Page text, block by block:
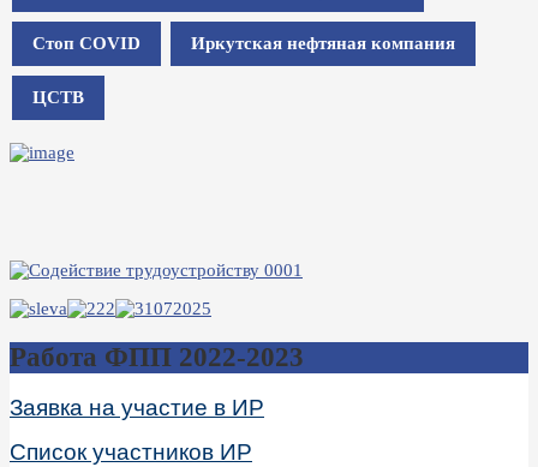
Стоп COVID Иркутская нефтяная компания
ЦСТВ
Работа ФПП 2022-2023
Заявка на участие в ИР
Список участников ИР